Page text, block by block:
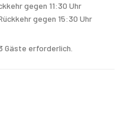
gegen 11:30 Uhr
gegen 15:30 Uhr
Gäste erforderlich.